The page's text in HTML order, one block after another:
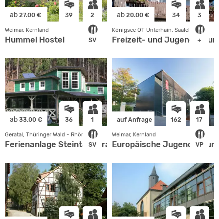
ab 27.00 € 39 2
SV
Weimar, Kernland
Hummel Hostel
ab 20.00 € 34 3
+
Königsee OT Unterhain, Saaleland
Freizeit- und
ab 33.00 € 36 1
SV
Geratal, Thüringer Wald - Rhön
Ferienanlage Steintal Geraberg
auf Anfrage 162 17
VP
Weimar, Kernland
Europäische